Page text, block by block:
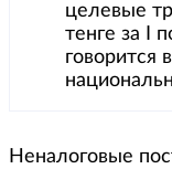
целевые
тенге за І
говорится
Неналоговые